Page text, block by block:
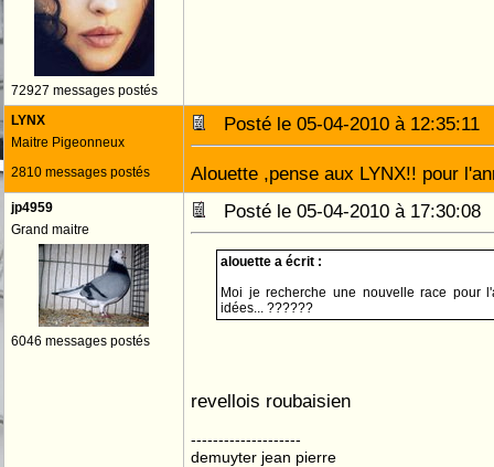
72927 messages postés
LYNX
Maitre Pigeonneux
2810 messages postés
Posté le 05-04-2010 à
Alouette ,pense aux LYNX!! pour
jp4959
Grand maitre
6046 messages postés
Posté le 05-04-2010 à
alouette a écrit :
Moi je recherche une nouvelle race pour
idées... ??????
revellois roubaisien
--------------------
demuyter jean pierre